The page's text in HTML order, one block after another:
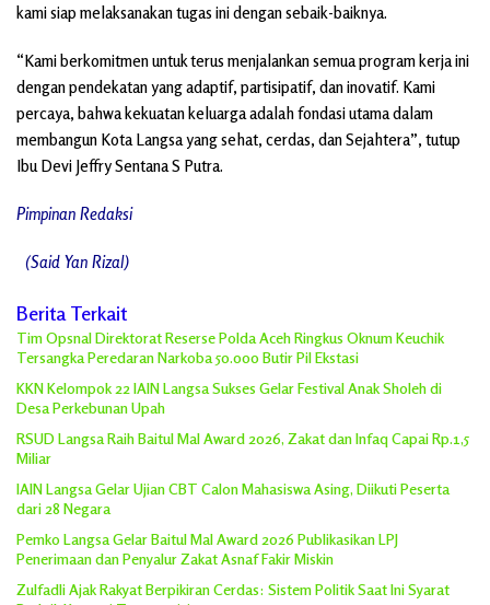
kami siap melaksanakan tugas ini dengan sebaik-baiknya.
“Kami berkomitmen untuk terus menjalankan semua program kerja ini
dengan pendekatan yang adaptif, partisipatif, dan inovatif. Kami
percaya, bahwa kekuatan keluarga adalah fondasi utama dalam
membangun Kota Langsa yang sehat, cerdas, dan Sejahtera”, tutup
Ibu Devi Jeffry Sentana S Putra.
Pimpinan Redaksi
(Said Yan Rizal)
Berita Terkait
Tim Opsnal Direktorat Reserse Polda Aceh Ringkus Oknum Keuchik
Tersangka Peredaran Narkoba 50.000 Butir Pil Ekstasi
KKN Kelompok 22 IAIN Langsa Sukses Gelar Festival Anak Sholeh di
Desa Perkebunan Upah
RSUD Langsa Raih Baitul Mal Award 2026, Zakat dan Infaq Capai Rp.1,5
Miliar
IAIN Langsa Gelar Ujian CBT Calon Mahasiswa Asing, Diikuti Peserta
dari 28 Negara
Pemko Langsa Gelar Baitul Mal Award 2026 Publikasikan LPJ
Penerimaan dan Penyalur Zakat Asnaf Fakir Miskin
Zulfadli Ajak Rakyat Berpikiran Cerdas: Sistem Politik Saat Ini Syarat